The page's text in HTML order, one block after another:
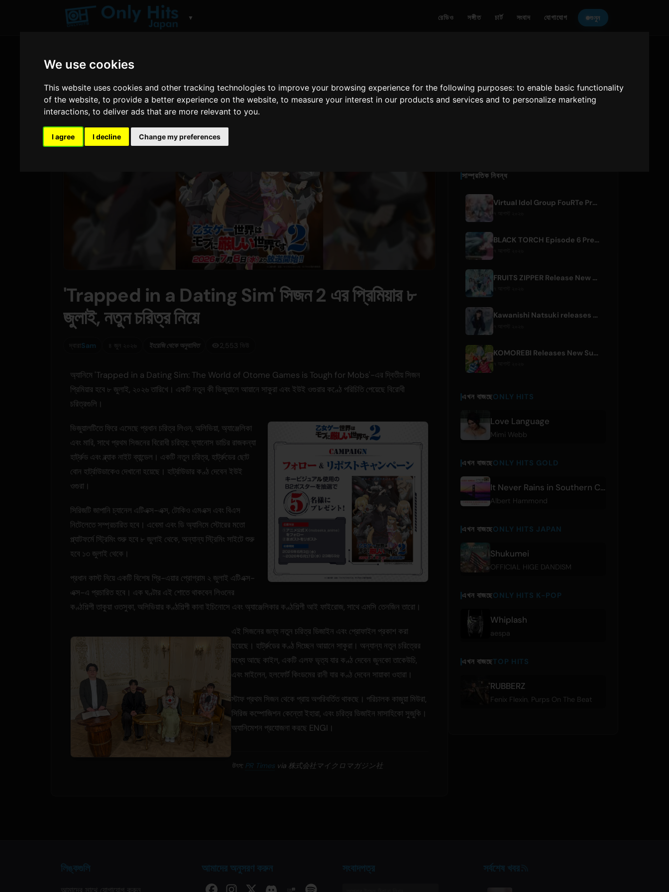
We use cookies
This website uses cookies and other tracking technologies to improve your browsing experience for the following purposes:to enable basic functionality
of the website,to provide a better experience on the website,to measure your interest in our products and services and to personalize marketing
interactions,to deliver ads that are more relevant to you.
I agree I decline Change my preferences
▼ রেডিও সঙ্গীত চার্ট সংবাদ যোগাযোগ শুনুন
'Trapped in a Dating Sim' সিজন 2 এর প্রিমিয়ার ৮
জুলাই, নতুন চরিত্র নিয়ে
দ্বারাSam ৪ জুন ২০২৬ ইংরেজি থেকে অনুবাদিত 2,553 ভিউ
অ্যানিমে 'Trapped in a Dating Sim: The World of Otome Games is Tough for Mobs'-এর দ্বিতীয় সিজন
প্রিমিয়ার হবে ৮ জুলাই, ২০২৬ তারিখে। একটি নতুন কী ভিজুয়ালে আয়ানে সাকুরা এবং ইউই ওগুরার কণ্ঠে পরিচিতি পেয়েছে বিরোধী
চরিত্রগুলি।
ভিজুয়ালটিতে ফিরে এসেছে প্রধান চরিত্র লিওন, অলিভিয়া, অ্যাঞ্জেলিকা
এবং মারি, সাথে প্রথম সিজনের বিরোধী চরিত্র: ফ্যানোস ডাচির রাজকন্যা
হার্ট্রুড এবং ব্ল্যাক নাইট ব্যান্ডেল। একটি নতুন চরিত্র, হার্ট্রুডের ছোট
বোন হার্ট্রাউডাকেও দেখানো হয়েছে। হার্ট্রাউডার কণ্ঠ দেবেন ইউই
ওগুরা।
সিরিজটি জাপানি চ্যানেল এটিএক্স-এক্স, টোকিও এমএক্স এবং বিএস
নিটেলেতে সম্প্রচারিত হবে। এবেমা এবং ডি অ্যানিমে স্টোরের মতো
প্ল্যাটফর্মে স্ট্রিমিং শুরু হবে ৮ জুলাই থেকে, অন্যান্য স্ট্রিমিং সাইটে শুরু
হবে ১৩ জুলাই থেকে।
প্রধান কাস্ট নিয়ে একটি বিশেষ প্রি-এয়ার প্রোগ্রাম ২ জুলাই এটিএক্স-
এক্স-এ প্রচারিত হবে। এক ঘণ্টার এই শোতে থাকবেন লিওনের
কণ্ঠশিল্পী তাকুয়া ওতসুকা, অলিভিয়ার কণ্ঠশিল্পী কানা ইচিনোসে এবং অ্যাঞ্জেলিকার কণ্ঠশিল্পী আই ফাইরোজ, সাথে এমসি তেনজিন তারো।
এই সিজনের জন্য নতুন চরিত্র ডিজাইন এবং প্রোফাইল প্রকাশ করা
হয়েছে। হার্ট্রুডের কণ্ঠ দিচ্ছেন আয়ানে সাকুরা। অন্যান্য নতুন চরিত্রের
মধ্যে আছে কাইল, একটি এলফ ভৃত্য যার কণ্ঠ দেবেন জুনকো তাকেউচি,
এবং মাইলেন, হলফোর্ট কিংডমের রানী যার কণ্ঠ দেবেন সায়াকা ওহারা।
স্টাফ প্রথম সিজন থেকে প্রায় অপরিবর্তিত থাকছে। পরিচালক কাজুয়া মিউরা,
সিরিজ কম্পোজিশন কেন্তো ইহারা, এবং চরিত্র ডিজাইন মাসাহিকো সুজুকি।
অ্যানিমেশন প্রযোজনা করছে ENGI।
উৎস: PR Times via 株式会社マイクロマガジン社
সাম্প্রতিক নিবন্ধ
Virtual Idol Group FouRTe Project Debuts with 'ALL IN' Album Produced by m-flo's ☆Taku Takahashi
৭ আগস্ট ২০২৬
BLACK TORCH Episode 6 Preview and Streaming Details
FRUITS ZIPPER Release New Collaboration Song '1,2,3,FOOOOUR'
Kawanishi Natsuki releases digital single 'Sayonara wa Ichiban Kirei na Atashi de'
KOMOREBI Releases New Summer Single 'Letsu Natsu'
৭ আগস্ট ২০২৬
এখন বাজছেONLY HITS
Love Language
Mimi Webb
এখন বাজছেONLY HITS GOLD
It Never Rains in Southern California
Albert Hammond
এখন বাজছেONLY HITS JAPAN
Shukumei
OFFICIAL HIGE DANDISM
এখন বাজছেONLY HITS K-POP
Whiplash
aespa
এখন বাজছেTOP HITS
RUBBERZ
Fenix Flexin Purps On The Beat
লিঙ্কগুলি আমাদের অনুসরণ করুন সংবাদপত্র সর্বশেষ খবর